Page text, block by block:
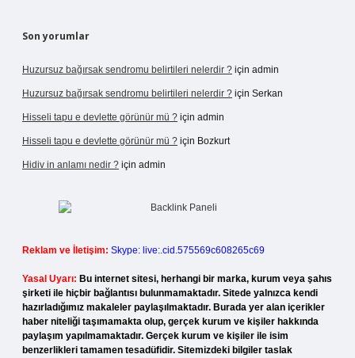
Son yorumlar
Huzursuz bağırsak sendromu belirtileri nelerdir ? için admin
Huzursuz bağırsak sendromu belirtileri nelerdir ? için Serkan
Hisseli tapu e devlette görünür mü ? için admin
Hisseli tapu e devlette görünür mü ? için Bozkurt
Hidiv in anlamı nedir ? için admin
Reklam ve İletişim: Skype: live:.cid.575569c608265c69
Yasal Uyarı: Bu internet sitesi, herhangi bir marka, kurum veya şahıs
şirketi ile hiçbir bağlantısı bulunmamaktadır. Sitede yalnızca kendi
hazırladığımız makaleler paylaşılmaktadır. Burada yer alan içerikler
haber niteliği taşımamakta olup, gerçek kurum ve kişiler hakkında
paylaşım yapılmamaktadır. Gerçek kurum ve kişiler ile isim
benzerlikleri tamamen tesadüfidir. Sitemizdeki bilgiler taslak